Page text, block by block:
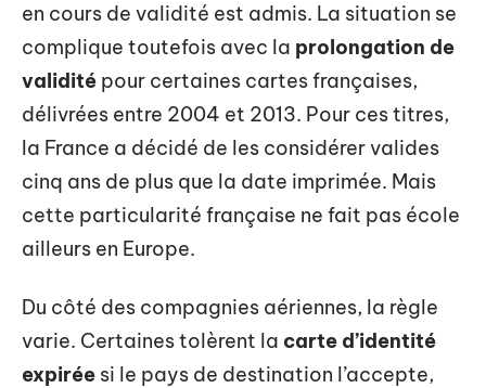
en cours de validité est admis. La situation se
complique toutefois avec la prolongation de
validité pour certaines cartes françaises,
délivrées entre 2004 et 2013. Pour ces titres,
la France a décidé de les considérer valides
cinq ans de plus que la date imprimée. Mais
cette particularité française ne fait pas école
ailleurs en Europe.
Du côté des compagnies aériennes, la règle
varie. Certaines tolèrent la carte d’identité
expirée si le pays de destination l’accepte,